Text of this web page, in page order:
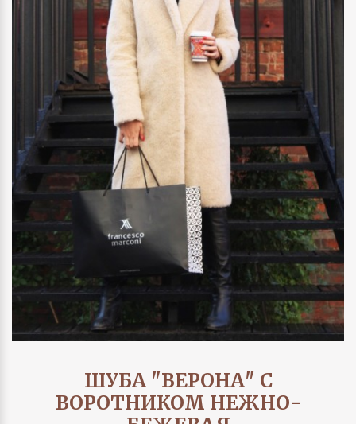
ШУБА "ВЕРОНА" С
ВОРОТНИКОМ НЕЖНО-